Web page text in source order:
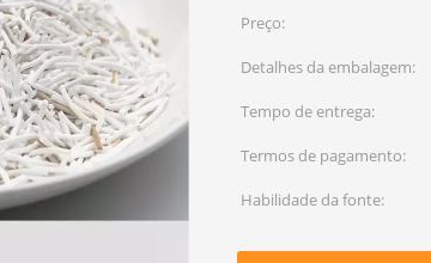
mínima:
Preço:
Detalhes da embalagem:
Tempo de entrega:
Termos de pagamento:
Habilidade da fonte: